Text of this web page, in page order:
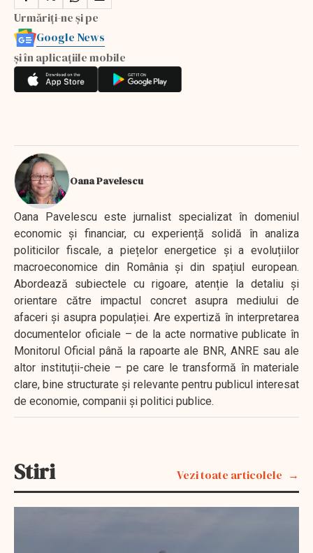
Urmăriți-ne și pe
Google News
și în aplicațiile mobile
Oana Pavelescu
Oana Pavelescu este jurnalist specializat în domeniul
economic și financiar, cu experiență solidă în analiza
politicilor fiscale, a piețelor energetice și a evoluțiilor
macroeconomice din România și din spațiul european.
Abordează subiectele cu rigoare, atenție la detaliu și
orientare către impactul concret asupra mediului de
afaceri și asupra populației. Are expertiză în interpretarea
documentelor oficiale – de la acte normative publicate în
Monitorul Oficial până la rapoarte ale BNR, ANRE sau ale
altor instituții-cheie – pe care le transformă în materiale
clare, bine structurate și relevante pentru publicul interesat
de economie, companii și politici publice.
Stiri Vezi toate articolele